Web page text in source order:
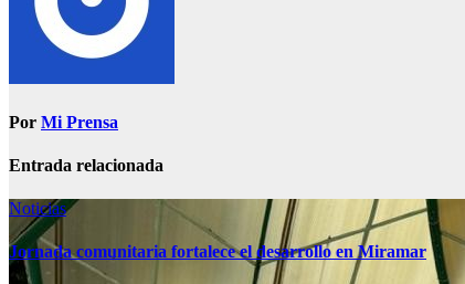
Por Mi Prensa
Entrada relacionada
Noticias
Jornada comunitaria fortalece el desarrollo en Miramar